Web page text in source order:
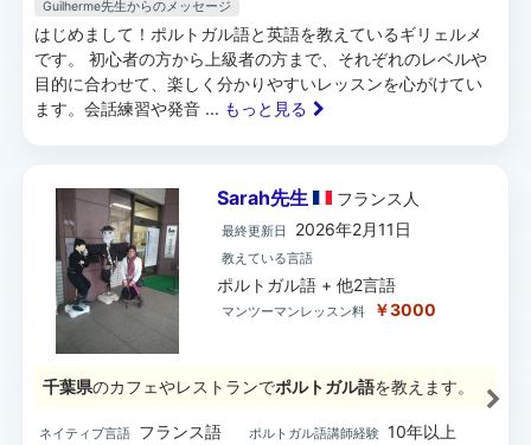
Guilherme先生からのメッセージ
はじめまして！ポルトガル語と英語を教えているギリェルメ
です。 初心者の方から上級者の方まで、それぞれのレベルや
目的に合わせて、楽しく分かりやすいレッスンを心がけてい
ます。会話練習や発音 ... もっと見る
Sarah先生 フランス 人
最終更新日 2026年2月11日
教えている言語
ポルトガル語 + 他2言語
マンツーマンレッスン料 ￥3000
千葉県のカフェやレストランでポルトガル語を教えます。
ネイティブ言語 フランス語 ポルトガル語講師経験 10年以上